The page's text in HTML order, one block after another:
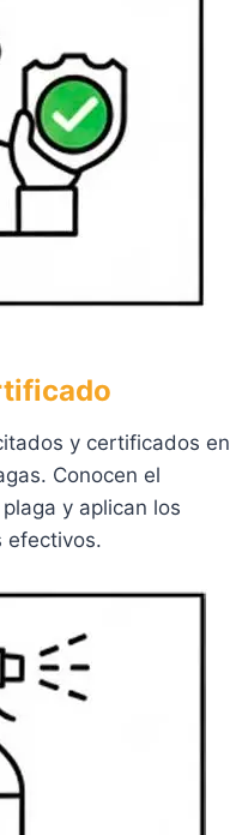
y certificados en
Conocen el
y aplican los
efectivos.